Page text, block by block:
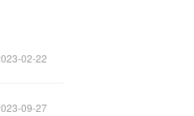
02-22
09-27